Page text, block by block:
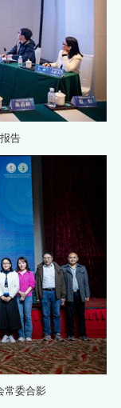
告‍
常委合影